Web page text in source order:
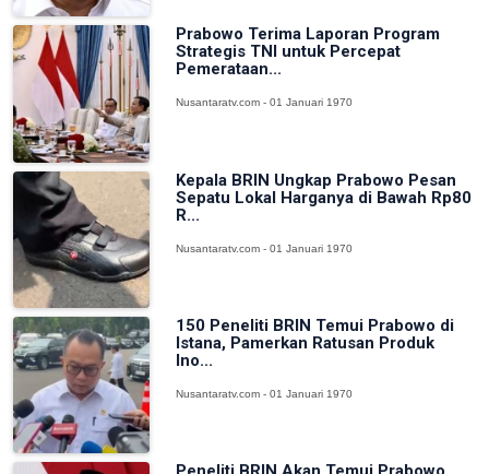
Prabowo Terima Laporan Program
Strategis TNI untuk Percepat
Pemerataan...
Nusantaratv.com - 01 Januari 1970
Kepala BRIN Ungkap Prabowo Pesan
Sepatu Lokal Harganya di Bawah Rp80
R...
Nusantaratv.com - 01 Januari 1970
150 Peneliti BRIN Temui Prabowo di
Istana, Pamerkan Ratusan Produk
Ino...
Nusantaratv.com - 01 Januari 1970